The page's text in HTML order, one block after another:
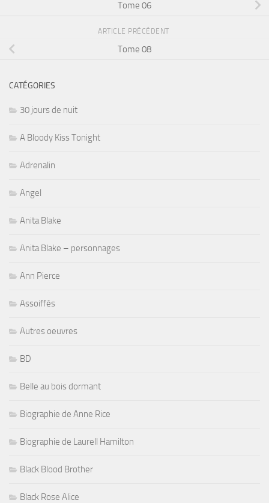
Tome 06
ARTICLE PRÉCÉDENT
Tome 08
CATÉGORIES
30 jours de nuit
A Bloody Kiss Tonight
Adrenalin
Angel
Anita Blake
Anita Blake – personnages
Ann Pierce
Assoiffés
Autres oeuvres
BD
Belle au bois dormant
Biographie de Anne Rice
Biographie de Laurell Hamilton
Black Blood Brother
Black Rose Alice